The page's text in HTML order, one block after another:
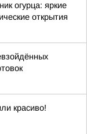
огурца: яркие
открытия
красиво!